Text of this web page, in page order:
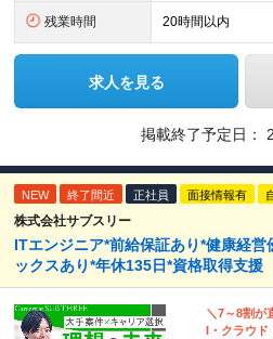
残業時間 20時間以内
求人を見る
掲載終了予定日：
NEW 終了間近 正社員 面接情報有
株式会社サブスリー
ITエンジニア*前給保証あり*健康経
ックスあり*年休135日*資格取得支援
＼7～8割が
I・クラウ